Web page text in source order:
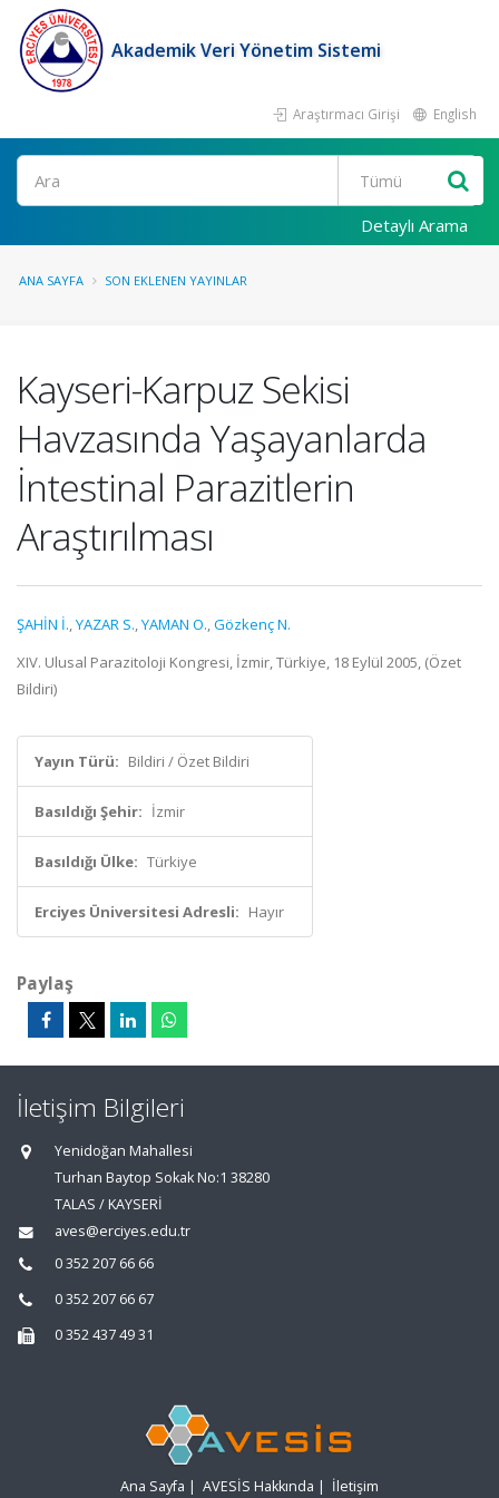
Akademik Veri Yönetim Sistemi
Araştırmacı Girişi English
Ara
Detaylı Arama
ANA SAYFA SON EKLENEN YAYINLAR
Kayseri-Karpuz Sekisi
Havzasında Yaşayanlarda
İntestinal Parazitlerin
Araştırılması
ŞAHİN İ.,YAZAR S.,YAMAN O.,Gözkenç N.
XIV. Ulusal Parazitoloji Kongresi, İzmir, Türkiye, 18 Eylül 2005, (Özet
Bildiri)
Yayın Türü: Bildiri / Özet Bildiri
Basıldığı Şehir: İzmir
Basıldığı Ülke: Türkiye
Erciyes Üniversitesi Adresli: Hayır
Paylaş
İletişim Bilgileri
Yenidoğan Mahallesi
Turhan Baytop Sokak No:1 38280
TALAS / KAYSERİ
aves@erciyes.edu.tr
0 352 207 66 66
0 352 207 66 67
0 352 437 49 31
Ana Sayfa | AVESİS Hakkında | İletişim